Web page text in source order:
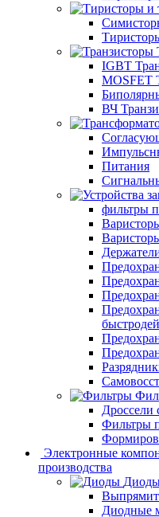
IGBT
MOSFET
ВЧ
Питания
фильтры
Дроссели
Фильтры
Электронные
производства
Диодные